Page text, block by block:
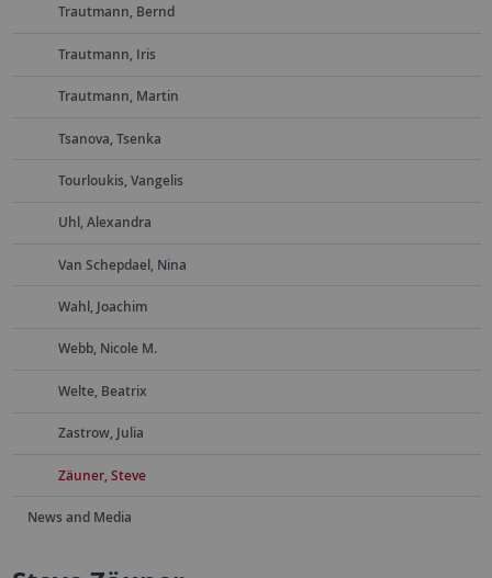
Trautmann, Bernd
Trautmann, Iris
Trautmann, Martin
Tsanova, Tsenka
Tourloukis, Vangelis
Uhl, Alexandra
Van Schepdael, Nina
Wahl, Joachim
Webb, Nicole M.
Welte, Beatrix
Zastrow, Julia
Zäuner, Steve
News and Media